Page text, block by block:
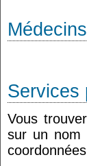
Services
Vous
sur un nom